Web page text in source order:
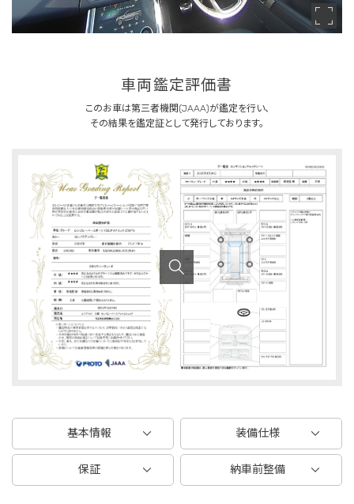
車両鑑定評価書
このお車は第三者機関(JAAA)が鑑定を行い、
その結果を鑑定証として発行しております。
基本情報 装備仕様
保証 納車前整備